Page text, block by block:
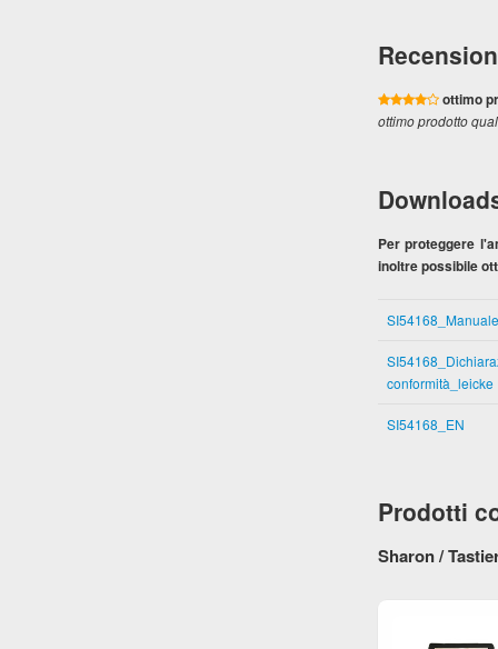
ottimo
ottimo prodotto
Per proteggere
inoltre possibile
conformità_leicke
SI54168_EN
Prodotti
Sharon /